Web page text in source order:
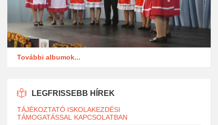
További albumok...
LEGFRISSEBB HÍREK
TÁJÉKOZTATÓ ISKOLAKEZDÉSI
TÁMOGATÁSSAL KAPCSOLATBAN